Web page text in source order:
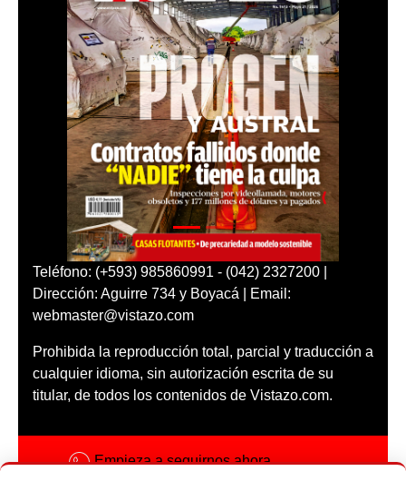
Teléfono: (+593) 985860991 - (042) 2327200 |
Dirección: Aguirre 734 y Boyacá | Email:
webmaster@vistazo.com
Prohibida la reproducción total, parcial y traducción a
cualquier idioma, sin autorización escrita de su
titular, de todos los contenidos de Vistazo.com.
Empieza a seguirnos ahora